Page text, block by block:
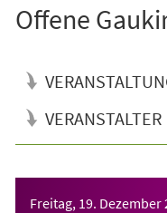
Offene
VERANSTALTER
Freitag, 19. Dezember